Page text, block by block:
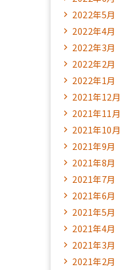
2022年5月
2022年4月
2022年3月
2022年2月
2022年1月
2021年12月
2021年11月
2021年10月
2021年9月
2021年8月
2021年7月
2021年6月
2021年5月
2021年4月
2021年3月
2021年2月